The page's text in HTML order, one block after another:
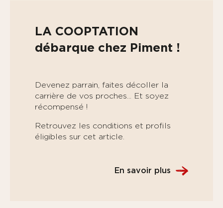
LA COOPTATION
débarque chez Piment !
Devenez parrain, faites décoller la
carrière de vos proches... Et soyez
récompensé !
Retrouvez les conditions et profils
éligibles sur cet article.
En savoir plus